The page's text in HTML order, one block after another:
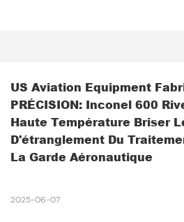
US Aviation Equipment
PRÉCISION: Inconel 600
Haute Température Briser
D'étranglement Du
La Garde Aéronautique
2025-06-07